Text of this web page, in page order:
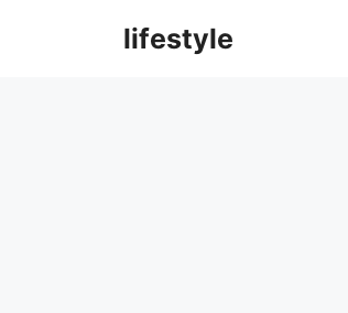
lifestyle